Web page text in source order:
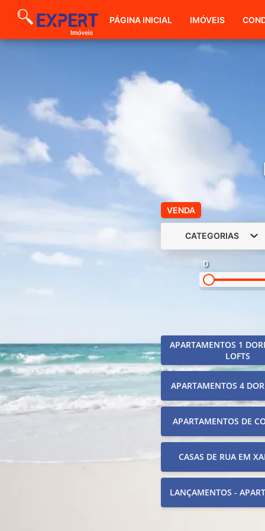
PÁGINA INICIAL IMÓVEIS
VENDA
CATEGORIAS
0
APARTAMENTOS 1
LOFTS
APARTAMENTOS 4
APARTAMENTOS DE
CASAS DE RUA EM
LANÇAMENTOS -